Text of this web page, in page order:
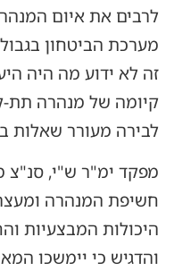
לרבים את איום
מערכת הביטחון
זה לא ידוע מה היה
קיומה של מנהרה תת-
לבירה מעורר שאלות
מפקד ימ"ר ש"י, סנ"צ
חשיפת המנהרה
היכולות המבצעיות
והדגיש כי יימשכו